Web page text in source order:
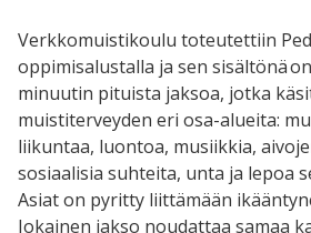
Verkkomuistikoulu toteutettiin
oppimisalustalla ja sen sisältönä
minuutin pituista jaksoa, jotka
muistiterveyden eri osa-alueita:
liikuntaa, luontoa, musiikkia,
sosiaalisia suhteita, unta ja lepoa
Asiat on pyritty liittämään
Jokainen jakso noudattaa samaa